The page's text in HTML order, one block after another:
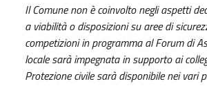
Il Comune non è coinvolto negli aspetti
a viabilità o disposizioni su aree di
competizioni in programma al Forum di
locale sarà impegnata in supporto ai
Protezione civile sarà disponibile nei vari